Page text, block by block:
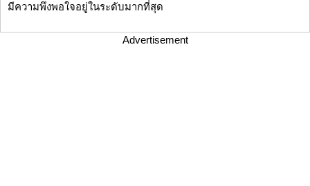
มีความพึงพอใจอยู่ในระดับมากที่สุด
Advertisement